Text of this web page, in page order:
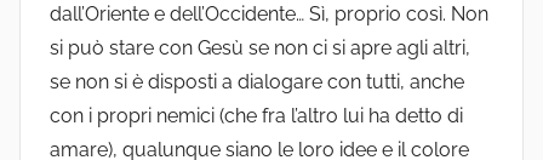
dall’Oriente e dell’Occidente… Sì, proprio così. Non
si può stare con Gesù se non ci si apre agli altri,
se non si è disposti a dialogare con tutti, anche
con i propri nemici (che fra l’altro lui ha detto di
amare), qualunque siano le loro idee e il colore